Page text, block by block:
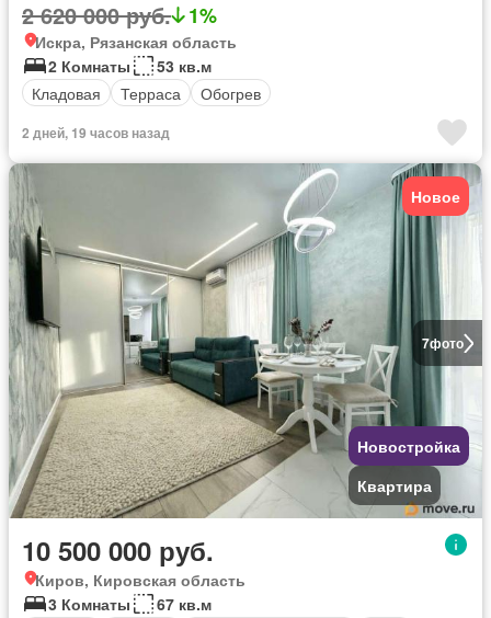
2 620 000 руб. 1%
Искра, Рязанская область
2 Комнаты
53 кв.м
Кладовая
Терраса Обогрев
2 дней, 19 часов назад
7фото
Новое
Новостройка
Квартира
10 500 000 руб.
Киров, Кировская область
3 Комнаты
67 кв.м